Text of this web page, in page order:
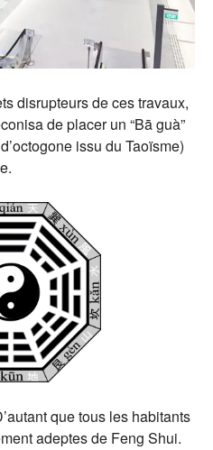
disrupteurs de ces travaux,
de placer un “Bā guà”
issu du Taoïsme)
que tous les habitants
adeptes de Feng Shui.